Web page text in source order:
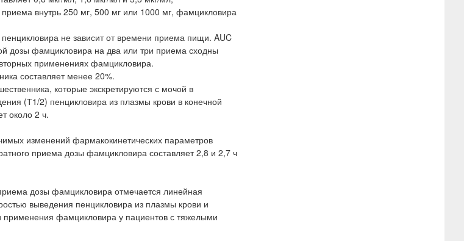
внутрь 250 мг, 500 мг или 1000 мг, фамцикловира
не зависит от времени приема пищи. AUC
дозы фамцикловира на два или три приема сходны
применениях фамцикловира.
составляет менее 20%.
которые экскретируются с мочой в
(Т1/2) пенцикловира из плазмы крови в конечной
около 2 ч.
изменений фармакокинетических параметров
приема дозы фамцикловира составляет 2,8 и 2,7 ч
дозы фамцикловира отмечается линейная
выведения пенцикловира из плазмы крови и
применения фамцикловира у пациентов с тяжелыми